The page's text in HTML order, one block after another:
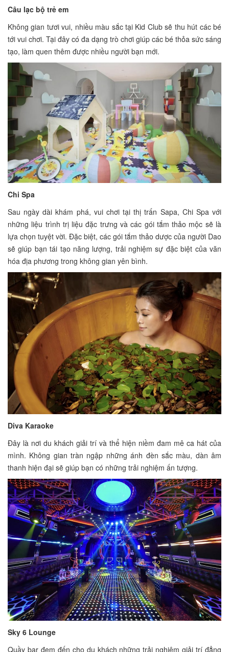
Câu lạc bộ trẻ em
Không gian tươi vui, nhiều màu sắc tại Kid Club sẽ thu hút các bé
tới vui chơi. Tại đây có đa dạng trò chơi giúp các bé thỏa sức sáng
tạo, làm quen thêm được nhiều người bạn mới.
Chi Spa
Sau ngày dài khám phá, vui chơi tại thị trấn Sapa, Chi Spa với
những liệu trình trị liệu đặc trưng và các gói tắm thảo mộc sẽ là
lựa chọn tuyệt vời. Đặc biệt, các gói tắm thảo dược của người Dao
sẽ giúp bạn tái tạo năng lượng, trải nghiệm sự đặc biệt của văn
hóa địa phương trong không gian yên bình.
Diva Karaoke
Đây là nơi du khách giải trí và thể hiện niềm đam mê ca hát của
mình. Không gian tràn ngập những ánh đèn sắc màu, dàn âm
thanh hiện đại sẽ giúp bạn có những trải nghiệm ấn tượng.
Sky 6 Lounge
Quầy bar đem đến cho du khách những trải nghiệm giải trí đẳng